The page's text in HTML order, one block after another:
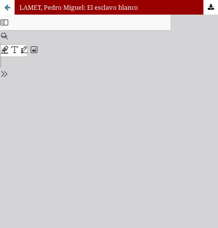
LAMET, Pedro Miguel: El esclavo blanco